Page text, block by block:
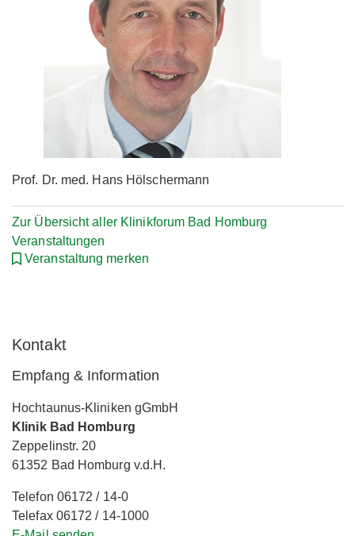
Prof. Dr. med. Hans Hölschermann
Zur Übersicht aller Klinikforum Bad Homburg
Veranstaltungen
Veranstaltung merken
Kontakt
Empfang & Information
Hochtaunus-Kliniken gGmbH
Klinik Bad Homburg
Zeppelinstr. 20
61352 Bad Homburg v.d.H.
Telefon 06172 / 14-0
Telefax 06172 / 14-1000